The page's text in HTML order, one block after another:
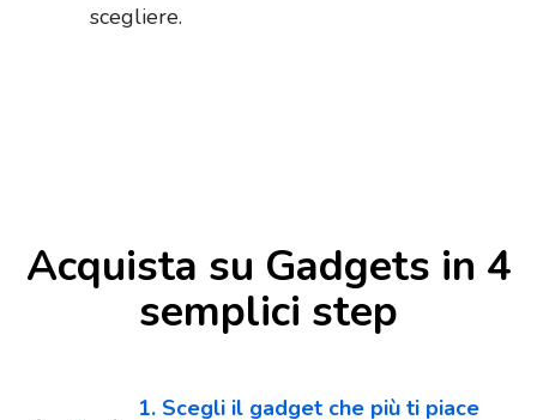
scegliere.
Acquista su Gadgets in 4
semplici step
1. Scegli il gadget che più ti piace